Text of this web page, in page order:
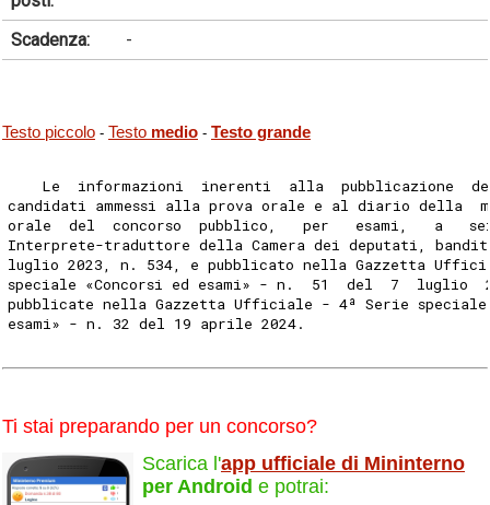
Scadenza: -
Testo piccolo - Testo medio - Testo grande
Le  informazioni  inerenti  alla  pubblicazione
candidati ammessi alla prova orale e al diario della
orale  del  concorso  pubblico,   per   esami,   a
Interprete-traduttore della Camera dei deputati,
luglio 2023, n. 534, e pubblicato nella Gazzetta
speciale «Concorsi ed esami» - n.  51  del  7  luglio
pubblicate nella Gazzetta Ufficiale - 4ª Serie speciale
esami» - n. 32 del 19 aprile 2024.
Ti stai preparando per un concorso?
Scarica l'app ufficiale di Mininterno
per Android e potrai: